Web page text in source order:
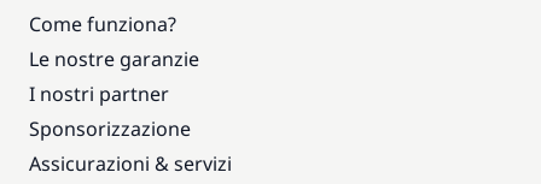
Come funziona?
Le nostre garanzie
I nostri partner
Sponsorizzazione
Assicurazioni & servizi